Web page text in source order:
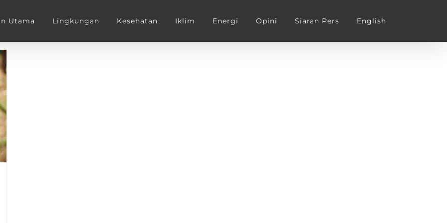
Utama Lingkungan Kesehatan Iklim Energi Opini Siaran Pers English